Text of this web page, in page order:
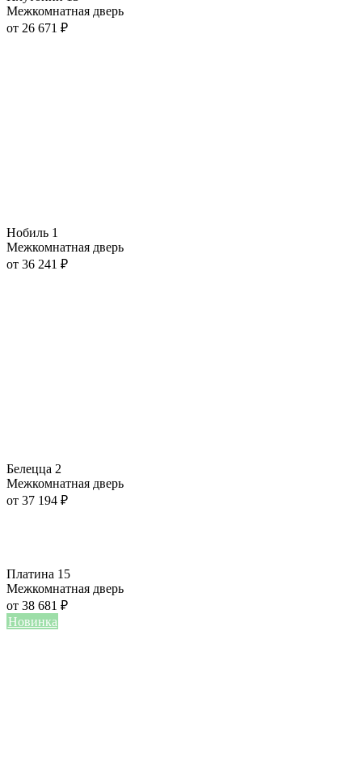
Межкомнатная дверь
от 26 671 ₽
Нобиль 1
Межкомнатная дверь
от 36 241 ₽
Белецца 2
Межкомнатная дверь
от 37 194 ₽
Платина 15
Межкомнатная дверь
от 38 681 ₽
Новинка